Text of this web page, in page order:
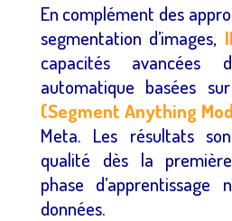
En complément des
segmentation d’images,
capacités avancées
automatique basées
(Segment Anything
Meta. Les résultats
qualité dès la
phase
données.